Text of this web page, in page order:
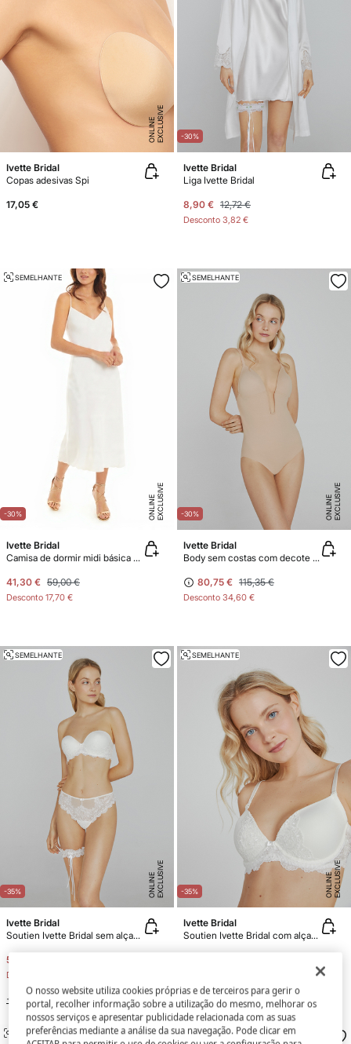
E
X
C
L
U
SI
V
E
O
N
LI
N
E
Ivette Bridal
Copas adesivas Spi
17,05 €
-30%
Ivette Bridal
Liga Ivette Bridal
8,90 € 12,72 €
Desconto 3,82 €
-30% E
X
C
L
U
SI
V
E
O
N
LI
N
E
SEMELHANTE
Ivette Bridal
Camisa de dormir midi básica em cetim
41,30 € 59,00 €
Desconto 17,70 €
-30% E
X
C
L
U
SI
V
E
O
N
LI
N
E
SEMELHANTE
Ivette Bridal
Body sem costas com decote nude profundo
80,75 € 115,35 €
Desconto 34,60 €
-35% E
X
C
L
U
SI
V
E
O
N
LI
N
E
SEMELHANTE
Ivette Bridal
Soutien Ivette Bridal sem alças com push-up em branco
56,34 €
Desconto
+2 Cores
-35% E
X
C
L
U
SI
V
E
O
N
LI
N
E
SEMELHANTE
Ivette Bridal
Soutien Ivette Bridal com alças multiposição e push-up em branco
SEMELHANTE SEMELHANTE
O nosso website utiliza cookies próprias e de terceiros para gerir o
portal, recolher informação sobre a utilização do mesmo, melhorar os
nossos serviços e apresentar publicidade relacionada com as suas
preferências mediante a análise da sua navegação. Pode clicar em